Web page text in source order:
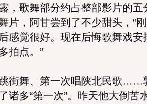
歌舞部分约占整部影片的五
片，阿甘尝到了不少甜头，“
感觉很好。现在后悔歌舞戏安
拍点。”
舞、第一次唱陕北民歌……
诸多“第一次”。昨天他大倒苦